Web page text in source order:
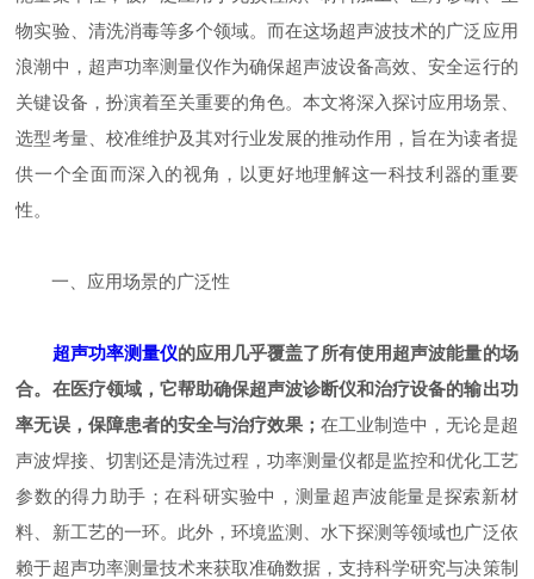
物实验、清洗消毒等多个领域。而在这场超声波技术的广泛应用
浪潮中，超声功率测量仪作为确保超声波设备高效、安全运行的
关键设备，扮演着至关重要的角色。本文将深入探讨应用场景、
选型考量、校准维护及其对行业发展的推动作用，旨在为读者提
供一个全面而深入的视角，以更好地理解这一科技利器的重要
性。
一、应用场景的广泛性
超声功率测量仪的应用几乎覆盖了所有使用超声波能量的场
合。在医疗领域，它帮助确保超声波诊断仪和治疗设备的输出功
率无误，保障患者的安全与治疗效果；在工业制造中，无论是超
声波焊接、切割还是清洗过程，功率测量仪都是监控和优化工艺
参数的得力助手；在科研实验中，测量超声波能量是探索新材
料、新工艺的一环。此外，环境监测、水下探测等领域也广泛依
赖于超声功率测量技术来获取准确数据，支持科学研究与决策制